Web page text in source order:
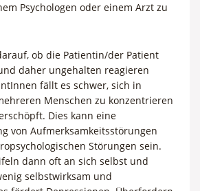
Psychologen oder einem Arzt zu
ob die Patientin/der Patient
daher ungehalten reagieren
fällt es schwer, sich in
Menschen zu konzentrieren
Dies kann eine
von Aufmerksamkeitsstörungen
Störungen sein.
dann oft an sich selbst und
selbstwirksam und